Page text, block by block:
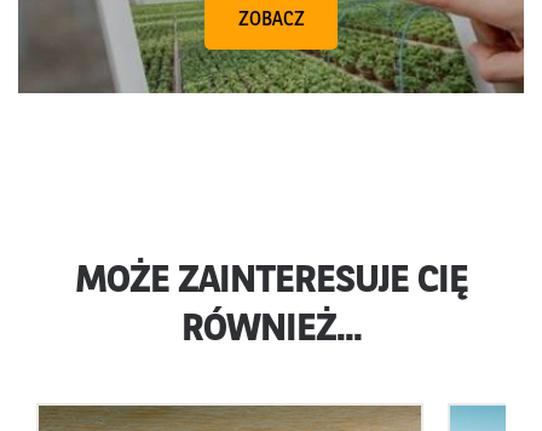
ZOBACZ
MOŻE ZAINTERESUJE CIĘ
RÓWNIEŻ...